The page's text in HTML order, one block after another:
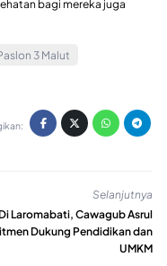
bagi mereka juga
3 Malut
Selanjutnya
Di Laromabati, Cawagub Asrul
Dukung Pendidikan dan
UMKM